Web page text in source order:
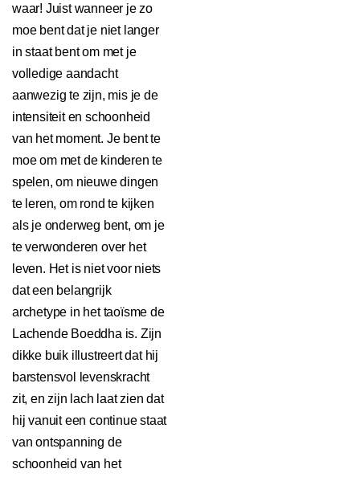
waar! Juist wanneer je zo
moe bent dat je niet langer
in staat bent om met je
volledige aandacht
aanwezig te zijn, mis je de
intensiteit en schoonheid
van het moment. Je bent te
moe om met de kinderen te
spelen, om nieuwe dingen
te leren, om rond te kijken
als je onderweg bent, om je
te verwonderen over het
leven. Het is niet voor niets
dat een belangrijk
archetype in het taoïsme de
Lachende Boeddha is. Zijn
dikke buik illustreert dat hij
barstensvol levenskracht
zit, en zijn lach laat zien dat
hij vanuit een continue staat
van ontspanning de
schoonheid van het